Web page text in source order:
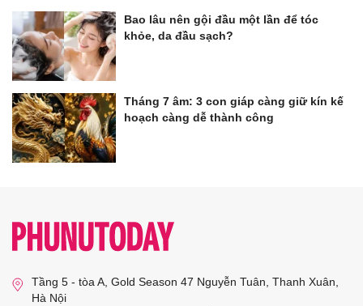
Bao lâu nên gội đầu một lần để tóc
khỏe, da đầu sạch?
Tháng 7 âm: 3 con giáp càng giữ kín kế
hoạch càng dễ thành công
Tầng 5 - tòa A, Gold Season 47 Nguyễn Tuân, Thanh Xuân,
Hà Nội